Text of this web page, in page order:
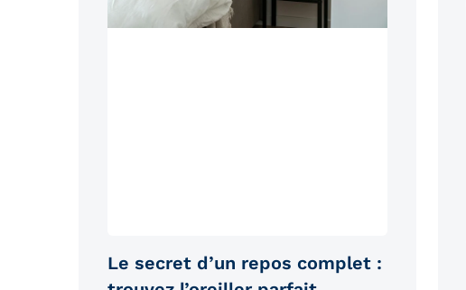
Le secret d’un repos complet :